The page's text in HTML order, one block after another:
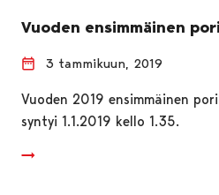
Vuoden ensimmäinen
3 tammikuun, 2019
Vuoden 2019 ensimmäinen
syntyi 1.1.2019 kello 1.35.